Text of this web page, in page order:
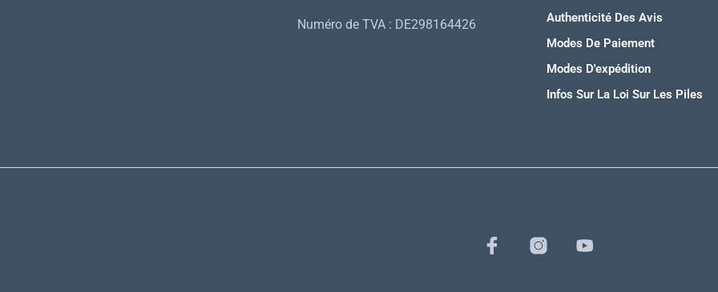
Numéro de TVA : DE298164426
Authenticité Des Avis
Modes De Paiement
Modes D'expédition
Infos Sur La Loi Sur Les Piles